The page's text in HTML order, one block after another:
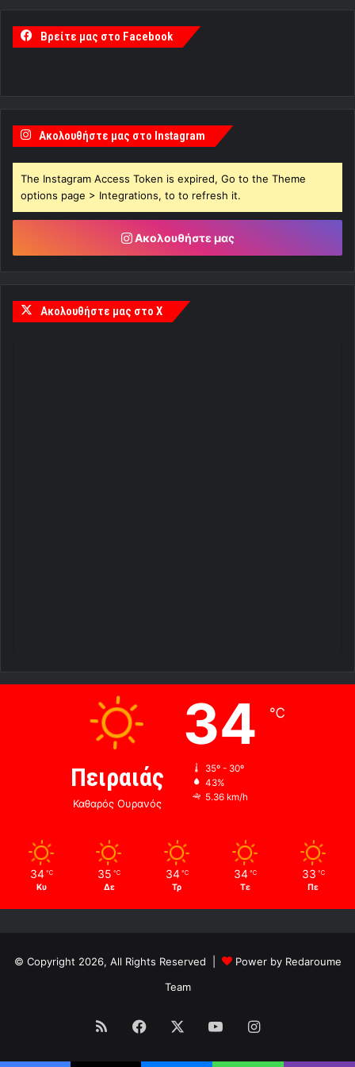
Βρείτε μας στο Facebook
Ακολουθήστε μας στο Instagram
The Instagram Access Token is expired, Go to the Theme
options page > Integrations, to to refresh it.
Ακολουθήστε μας
Ακολουθήστε μας στο X
Πειραιάς
Καθαρός Ουρανός
34 ℃
35º - 30º
43%
5.36 km/h
34 ℃
Κυ
35 ℃
Δε
34 ℃
Τρ
34 ℃
Τε
33 ℃
Πε
© Copyright 2026, All Rights Reserved |
Power by Redaroume
Team
RSS Facebook YouTubeInstagram